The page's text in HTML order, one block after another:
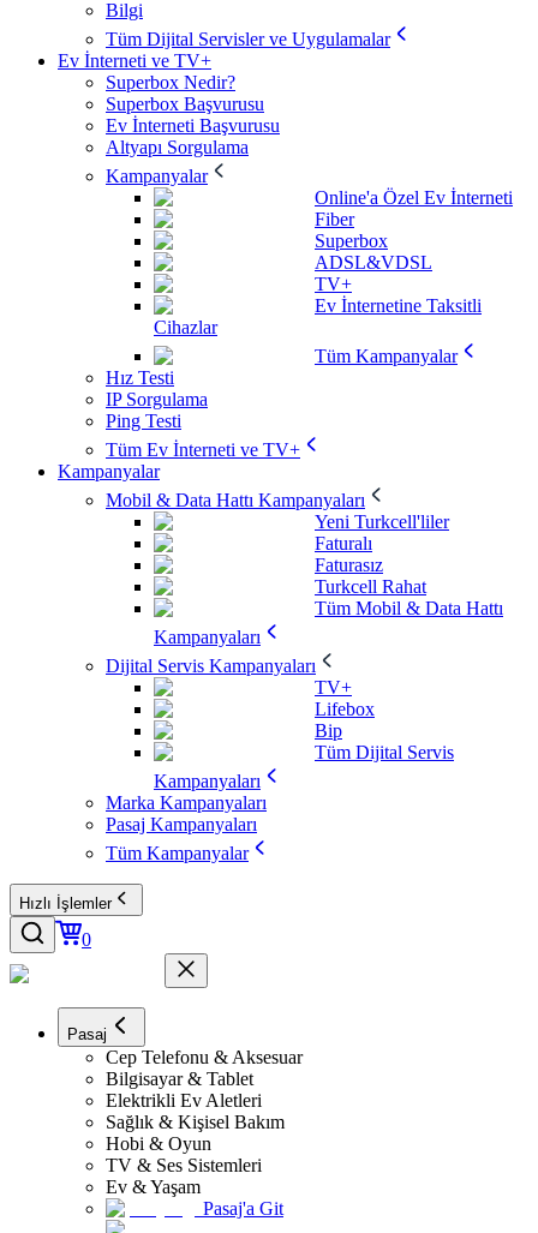
Bilgi
Tüm Dijital Servisler ve Uygulamalar
Ev İnterneti ve TV+
Superbox Nedir?
Superbox Başvurusu
Ev İnterneti Başvurusu
Altyapı Sorgulama
Kampanyalar
Online'a Özel Ev İnterneti
Fiber
Superbox
ADSL&VDSL
TV+
Ev İnternetine Taksitli
Cihazlar
Tüm Kampanyalar
Hız Testi
IP Sorgulama
Ping Testi
Tüm Ev İnterneti ve TV+
Kampanyalar
Mobil & Data Hattı Kampanyaları
Yeni Turkcell'liler
Faturalı
Faturasız
Turkcell Rahat
Tüm Mobil & Data Hattı
Kampanyaları
Dijital Servis Kampanyaları
TV+
Lifebox
Bip
Tüm Dijital Servis
Kampanyaları
Marka Kampanyaları
Pasaj Kampanyaları
Tüm Kampanyalar
Hızlı İşlemler
0
Pasaj
Cep Telefonu & Aksesuar
Bilgisayar & Tablet
Elektrikli Ev Aletleri
Sağlık & Kişisel Bakım
Hobi & Oyun
TV & Ses Sistemleri
Ev & Yaşam
Pasaj'a Git